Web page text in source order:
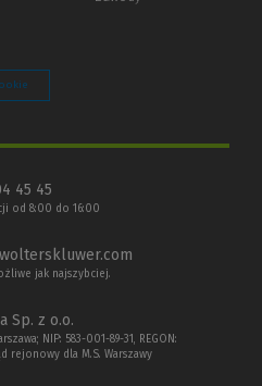
45 45
od 8:00 do 16:00
jak najszybciej.
Sp. z o.o.
NIP: 583-001-89-31, REGON:
rejonowy dla M.S. Warszawy